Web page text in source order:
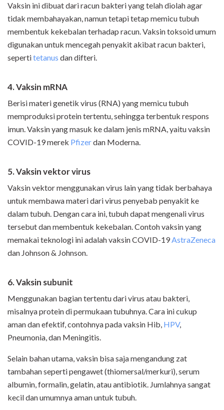
Vaksin ini dibuat dari racun bakteri yang telah diolah agar
tidak membahayakan, namun tetapi tetap memicu tubuh
membentuk kekebalan terhadap racun. Vaksin toksoid umum
digunakan untuk mencegah penyakit akibat racun bakteri,
sepertitetanus dan difteri.
4. Vaksin mRNA
Berisi materi genetik virus (RNA) yang memicu tubuh
memproduksi protein tertentu, sehingga terbentuk respons
imun. Vaksin yang masuk ke dalam jenis mRNA, yaitu vaksin
COVID-19 merek Pfizerdan Moderna.
5. Vaksin vektor virus
Vaksin vektor menggunakan virus lain yang tidak berbahaya
untuk membawa materi dari virus penyebab penyakit ke
dalam tubuh. Dengan cara ini, tubuh dapat mengenali virus
tersebut dan membentuk kekebalan. Contoh vaksin yang
memakai teknologi ini adalah vaksin COVID-19AstraZeneca
dan Johnson & Johnson.
6. Vaksin subunit
Menggunakan bagian tertentu dari virus atau bakteri,
misalnya protein di permukaan tubuhnya. Cara ini cukup
aman dan efektif, contohnya pada vaksin Hib, HPV,
Pneumonia, dan Meningitis.
Selain bahan utama, vaksin bisa saja mengandung zat
tambahan seperti pengawet (thiomersal/merkuri), serum
albumin, formalin, gelatin, atau antibiotik. Jumlahnya sangat
kecil dan umumnya aman untuk tubuh.